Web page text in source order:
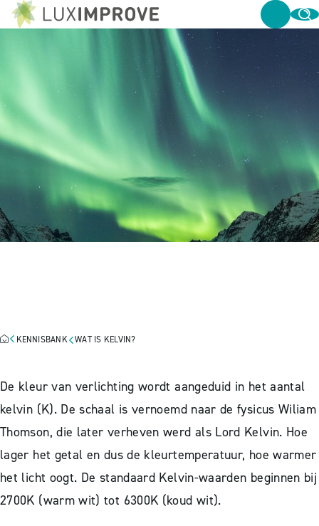
KENNISBANK WAT IS KELVIN?
De kleur van verlichting wordt aangeduid in het aantal
kelvin (K). De schaal is vernoemd naar de fysicus Wiliam
Thomson, die later verheven werd als Lord Kelvin. Hoe
lager het getal en dus de kleurtemperatuur, hoe warmer
het licht oogt. De standaard Kelvin-waarden beginnen bij
2700K (warm wit) tot 6300K (koud wit).